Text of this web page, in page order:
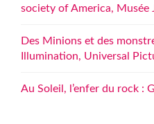
society of America, Musée
Des Minions et des
Illumination, Universal
Au Soleil, l’enfer du rock :